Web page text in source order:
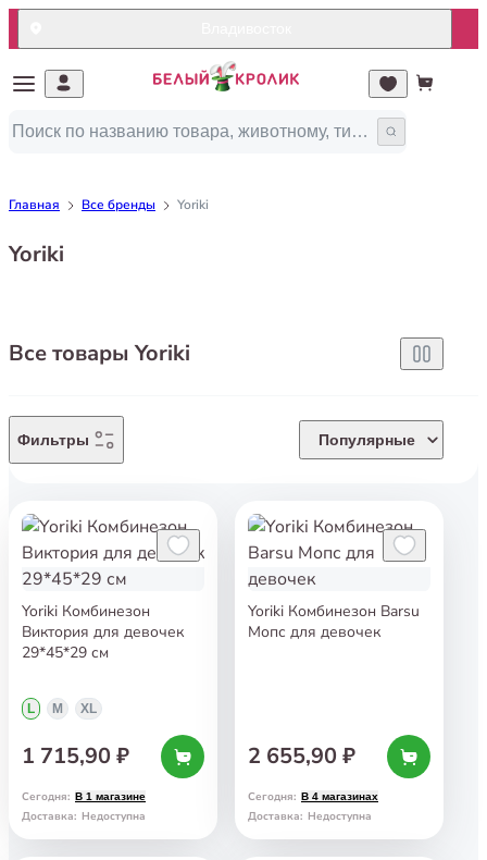
Главная Все бренды Yoriki
Yoriki
Все товары Yoriki
Фильтры Популярные
Yoriki Комбинезон
Виктория для девочек
29*45*29 см
L M XL
1 715,90 ₽
Сегодня: В 1 магазине
Доставка: Недоступна
Yoriki Комбинезон Barsu
Мопс для девочек
2 655,90 ₽
Сегодня: В 4 магазинах
Доставка: Недоступна